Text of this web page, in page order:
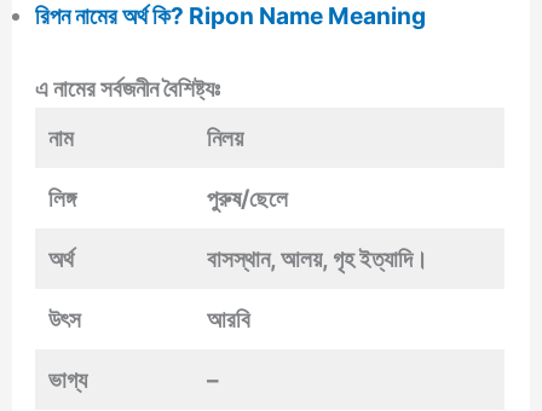
রিপন নামের অর্থ কি? Ripon Name Meaning
এ নামের সর্বজনীন বৈশিষ্ট্যঃ
নাম
নিলয়
লিঙ্গ পুরুষ/ছেলে
অর্থ বাসস্থান, আলয়, গৃহ ইত্যাদি।
উৎস আরবি
ভাগ্য –